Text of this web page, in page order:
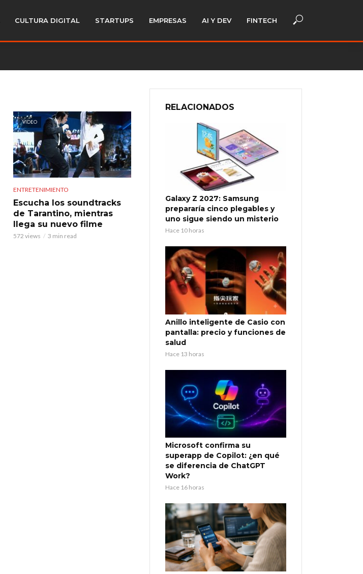
CULTURA DIGITAL STARTUPS EMPRESAS AI Y DEV FINTECH
VIDEO
ENTRETENIMIENTO
Escucha los soundtracks
de Tarantino, mientras
llega su nuevo filme
572 views 3 min read
RELACIONADOS
Galaxy Z 2027: Samsung
prepararía cinco plegables y
uno sigue siendo un misterio
Hace 10 horas
Anillo inteligente de Casio con
pantalla: precio y funciones de
salud
Hace 13 horas
Microsoft confirma su
superapp de Copilot: ¿en qué
se diferencia de ChatGPT
Work?
Hace 16 horas